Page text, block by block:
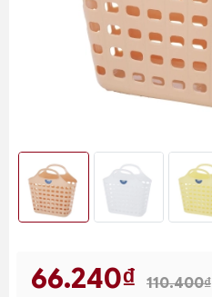
66.240₫ 110.400₫